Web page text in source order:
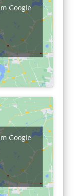
Google
Google